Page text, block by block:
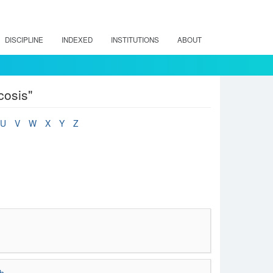
DISCIPLINE INDEXED INSTITUTIONS ABOUT
U V W X Y
Z